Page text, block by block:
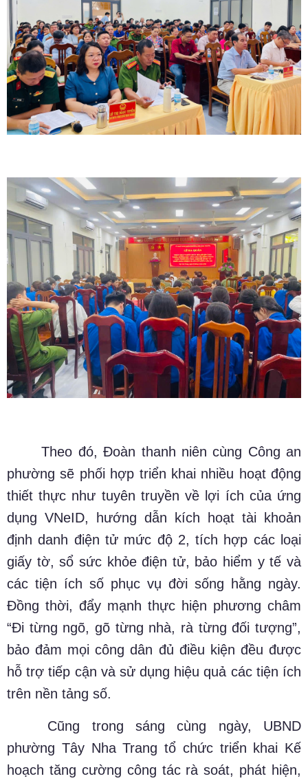
Theo đó, Đoàn thanh niên cùng Công an
phường sẽ phối hợp triển khai nhiều hoạt động
thiết thực như tuyên truyền về lợi ích của ứng
dụng VNeID, hướng dẫn kích hoạt tài khoản
định danh điện tử mức độ 2, tích hợp các loại
giấy tờ, sổ sức khỏe điện tử, bảo hiểm y tế và
các tiện ích số phục vụ đời sống hằng ngày.
Đồng thời, đẩy mạnh thực hiện phương châm
“Đi từng ngõ, gõ từng nhà, rà từng đối tượng”,
bảo đảm mọi công dân đủ điều kiện đều được
hỗ trợ tiếp cận và sử dụng hiệu quả các tiện ích
trên nền tảng số.
Cũng trong sáng cùng ngày, UBND
phường Tây Nha Trang tổ chức triển khai Kế
hoạch tăng cường công tác rà soát, phát hiện,